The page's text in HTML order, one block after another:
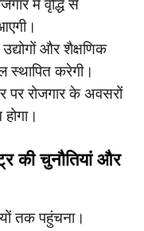
में वृद्धि से
और शैक्षणिक
स्थापित करेगी।
पर रोजगार के अवसरों
की चुनौतियां और
तक पहुंचना।